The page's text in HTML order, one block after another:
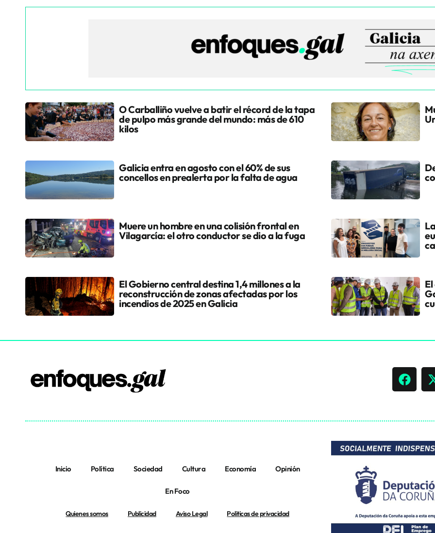
O Carballiño vuelve a batir el récord de la tapa
de pulpo más grande del mundo: más de 610
kilos
Galicia entra en agosto con el 60% de sus
concellos en prealerta por la falta de agua
Muere un hombre en una colisión frontal en
Vilagarcía: el otro conductor se dio a la fuga
El Gobierno central destina 1,4 millones a la
reconstrucción de zonas afectadas por los
incendios de 2025 en Galicia
Inicio Política Sociedad Cultura Economía Opinión
En Foco
Quienes somos Publicidad Aviso Legal Politicas de privacidad